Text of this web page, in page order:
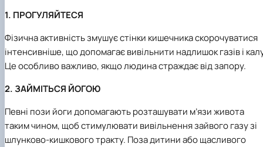
1. ПРОГУЛЯЙТЕСЯ
Фізична активність змушує стінки кишечника скорочуватися
інтенсивніше, що допомагає вивільнити надлишок газів і
Це особливо важливо, якщо людина страждає від запору.
2. ЗАЙМІТЬСЯ ЙОГОЮ
Певні пози йоги допомагають розташувати м’язи живота
таким чином, щоб стимулювати вивільнення зайвого газу зі
шлунково-кишкового тракту. Поза дитини або щасливого